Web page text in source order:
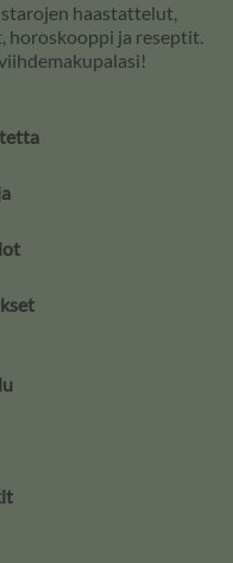
haastattelut,
horoskooppi ja reseptit.